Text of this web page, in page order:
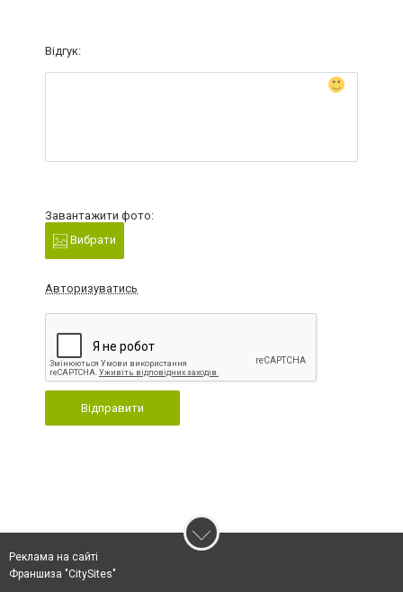
Відгук:
Завантажити фото:
Вибрати
Авторизуватись
Відправити
Реклама на сайті
Франшиза "CitySites"